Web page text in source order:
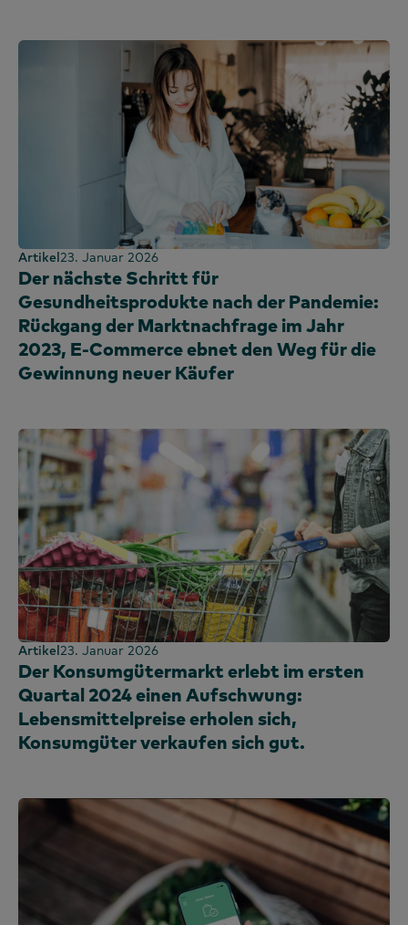
Artikel23. Januar 2026
Der nächste Schritt für
Gesundheitsprodukte nach der Pandemie:
Rückgang der Marktnachfrage im Jahr
2023, E-Commerce ebnet den Weg für die
Gewinnung neuer Käufer
Artikel 23. Januar 2026
Der Konsumgütermarkt erlebt im ersten
Quartal 2024 einen Aufschwung:
Lebensmittelpreise erholen sich,
Konsumgüter verkaufen sich gut.